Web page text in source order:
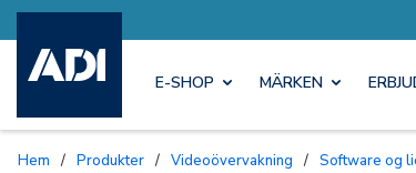
E-SHOP MÄRKEN
Hem / Produkter / Videoövervakning / Software og